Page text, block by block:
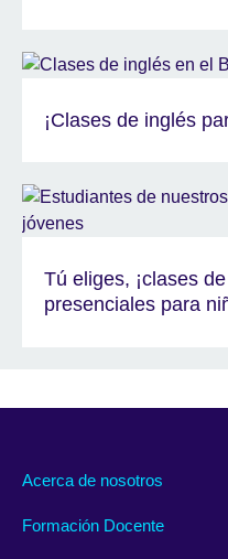
¡Clases de inglés
Tú eliges, ¡clases
presenciales para
Acerca de nosotros
Formación Docente